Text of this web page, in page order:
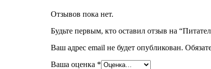
Отзывов пока нет.
Будьте первым, кто оставил отзыв на
Ваш адрес email не будет опубликован.
Ваша оценка *